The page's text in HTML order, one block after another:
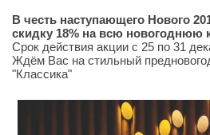
В честь наступающего Нового
скидку 18% на всю новогоднюю
Срок действия акции с 25 по 31
Ждём Вас на стильный
"Классика"